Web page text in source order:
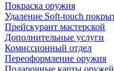
Покраска оружия
Удаление Soft-touch
Прейскурант мастерской
Дополнительные услуги
Комиссионный отдел
Переоформление оружия
Подарочные карты